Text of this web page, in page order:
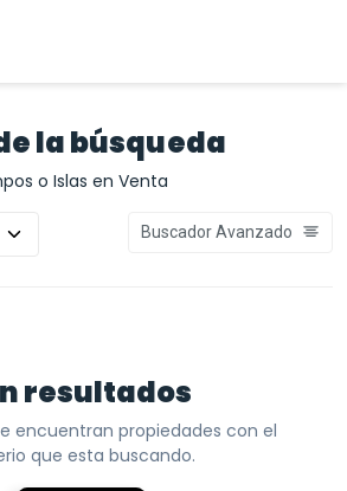
la búsqueda
o Islas en Venta
Buscador Avanzado
resultados
encuentran propiedades con el
que esta buscando.